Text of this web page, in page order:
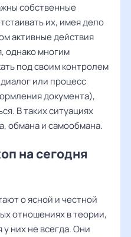
собственные
их, имея дело
активные действия
однако многим
под своим контролем
или процесс
документа),
В таких ситуациях
обмана и самообмана.
на сегодня
о ясной и честной
отношениях в теории,
у них не всегда. Они